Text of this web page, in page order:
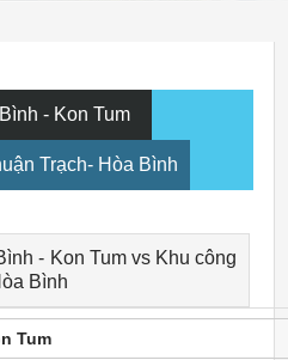
- Kon Tum
Trạch- Hòa Bình
- Kon Tum vs Khu công
Bình
Tum